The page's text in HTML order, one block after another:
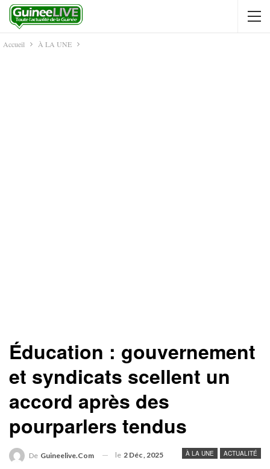
Accueil À LA UNE
Éducation : gouvernement
et syndicats scellent un
accord après des
pourparlers tendus
À LA UNE ACTUALITÉ
De Guineelive.com le 2 Déc , 2025